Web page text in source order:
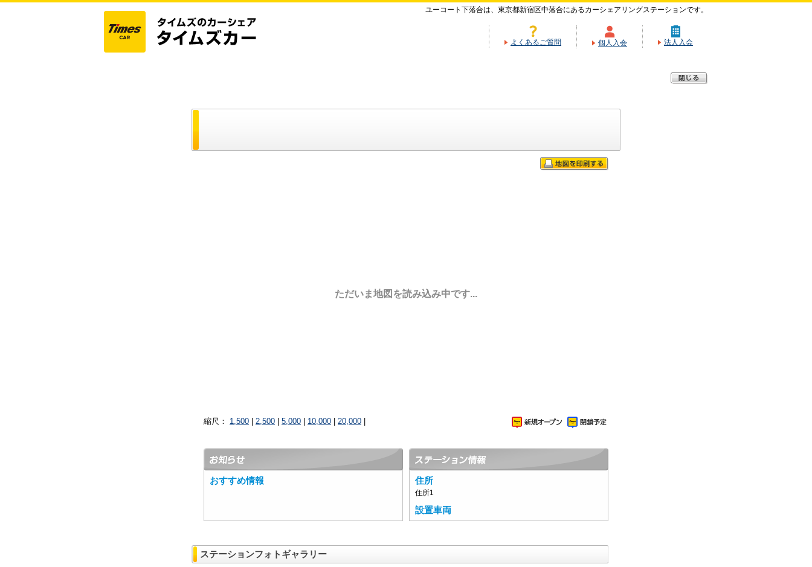
ユーコート下落合は、東京都新宿区中落合にあるカーシェアリングステーションです。
よくあるご質問 個人入会 法人入会
ただいま地図を読み込み中です...
縮尺： 1,500 2,500 5,000 10,000 20,000
おすすめ情報 住所
住所1
設置車両
ステーションフォトギャラリー